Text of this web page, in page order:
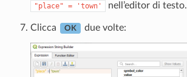
"place" = 'town' nell’editor di testo.
Clicca OK due volte: